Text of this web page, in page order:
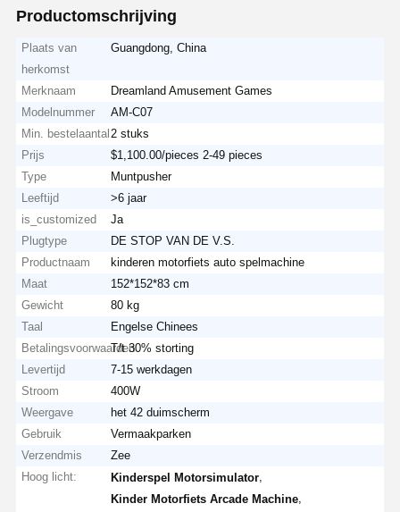
Productomschrijving
Plaats van
herkomst
Guangdong, China
Merknaam
Dreamland Amusement Games
Modelnummer
AM-C07
Min. bestelaantal 2 stuks
Prijs
$1,100.00/pieces 2-49 pieces
Type
Muntpusher
Leeftijd
>6 jaar
is_customized
Ja
Plugtype
DE STOP VAN DE V.S.
Productnaam
kinderen motorfiets auto spelmachine
Maat
152*152*83 cm
Gewicht
80 kg
Taal
Engelse Chinees
BetalingsvoorwaardenT/t 30% storting
Levertijd
7-15 werkdagen
Stroom
400W
Weergave
het 42 duimscherm
Gebruik
Vermaakparken
Verzendmis
Zee
Hoog licht:
Kinderspel Motorsimulator
Kinder Motorfiets Arcade Machine